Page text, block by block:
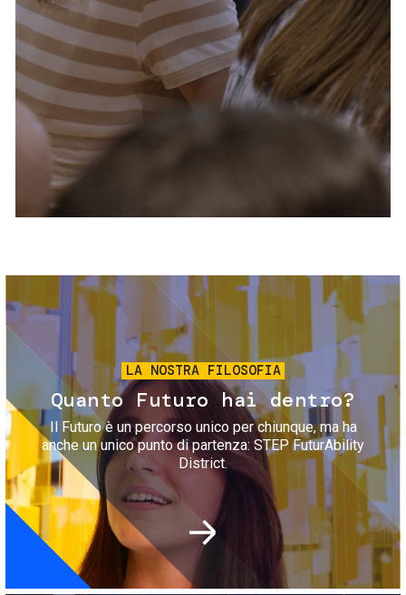
Servizi e accessibilità
Contatti
FAQ
Biglietti
Immagine
LA NOSTRA FILOSOFIA
Quanto Futuro hai dentro?
Il Futuro è un percorso unico per chiunque, ma ha
anche un unico punto di partenza: STEP FuturAbility
District.